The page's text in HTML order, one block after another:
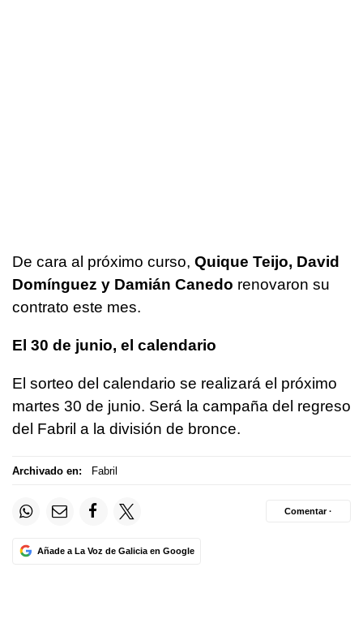
De cara al próximo curso, Quique Teijo, David
Domínguez y Damián Canedo renovaron su
contrato este mes.
El 30 de junio, el calendario
El sorteo del calendario se realizará el próximo
martes 30 de junio. Será la campaña del regreso
del Fabril a la división de bronce.
Archivado en: Fabril
Añade a La Voz de Galicia en Google
Comentar ·